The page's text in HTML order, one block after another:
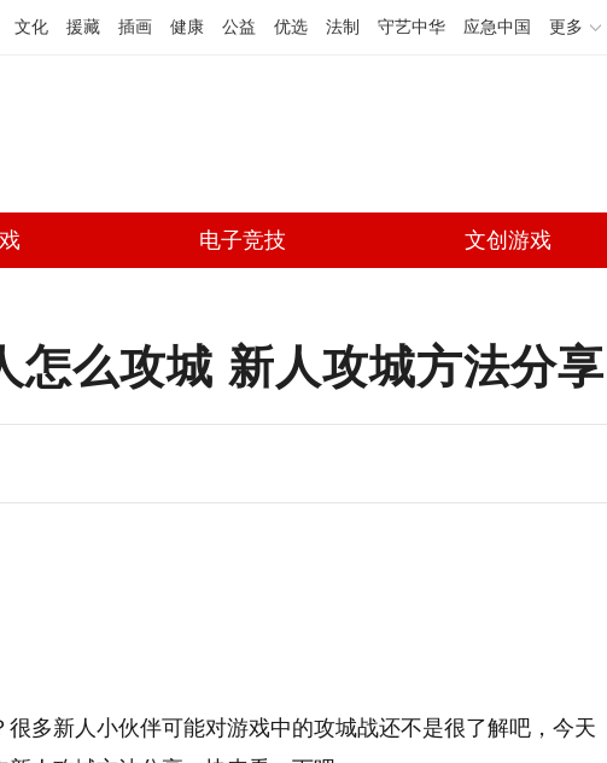
文化 援藏 插画 健康 公益 优选 法制 守艺中华 应急中国 更多
电子竞技 文创游戏
怎么攻城 新人攻城方法分享
多新人小伙伴可能对游戏中的攻城战还不是很了解吧，今天